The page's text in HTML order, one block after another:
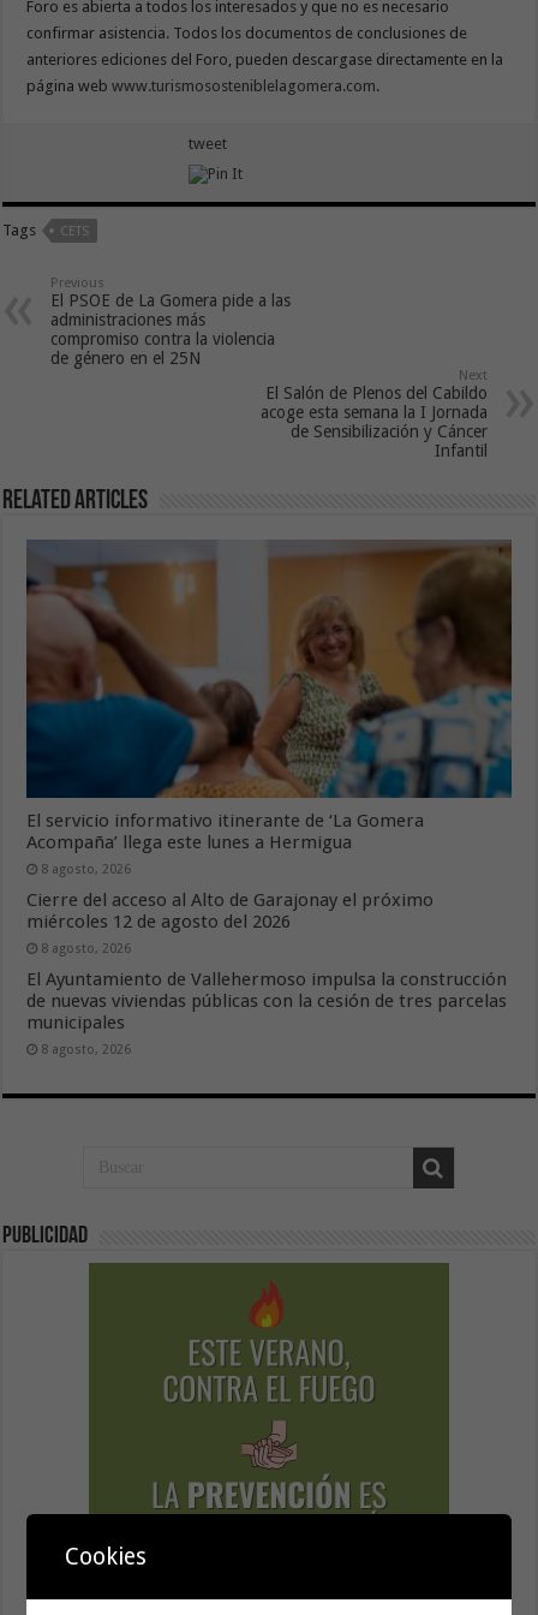
Foro es abierta a todos los interesados y que no es necesario
confirmar asistencia. Todos los documentos de conclusiones de
anteriores ediciones del Foro, pueden descargase directamente en la
página webwww.turismososteniblelagomera.com.
tweet
Tags CETS
Previous
El PSOE de La Gomera pide a las
administraciones más
compromiso contra la violencia
de género en el 25N
Next
El Salón de Plenos del Cabildo
acoge esta semana la I Jornada
de Sensibilización y Cáncer
Infantil
Related Articles
El servicio informativo itinerante de ‘La Gomera
Acompaña’ llega este lunes a Hermigua
8 agosto, 2026
Cierre del acceso al Alto de Garajonay el próximo
miércoles 12 de agosto del 2026
8 agosto, 2026
El Ayuntamiento de Vallehermoso impulsa la construcción
de nuevas viviendas públicas con la cesión de tres parcelas
municipales
8 agosto, 2026
Publicidad
Cookies